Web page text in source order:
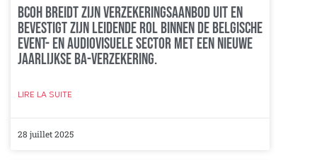
BCOH breidt zijn verzekeringsaanbod uit en
bevestigt zijn leidende rol binnen de Belgische
event- en audiovisuele sector met een nieuwe
jaarlijkse BA-verzekering.
LIRE LA SUITE
28 juillet 2025